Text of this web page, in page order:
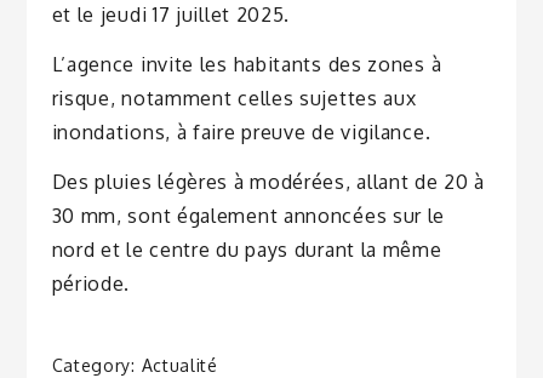
et le jeudi 17 juillet 2025.
L’agence invite les habitants des zones à
risque, notamment celles sujettes aux
inondations, à faire preuve de vigilance.
Des pluies légères à modérées, allant de 20 à
30 mm, sont également annoncées sur le
nord et le centre du pays durant la même
période.
Category: Actualité